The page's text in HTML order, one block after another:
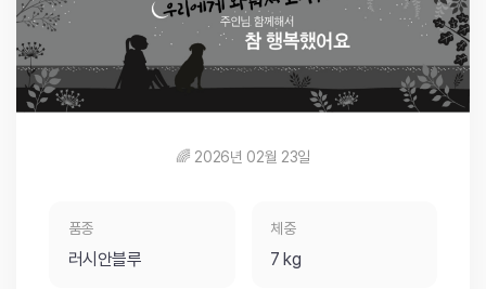
🌈 2026년 02월 23일
품종
러시안블루
체중
7 kg